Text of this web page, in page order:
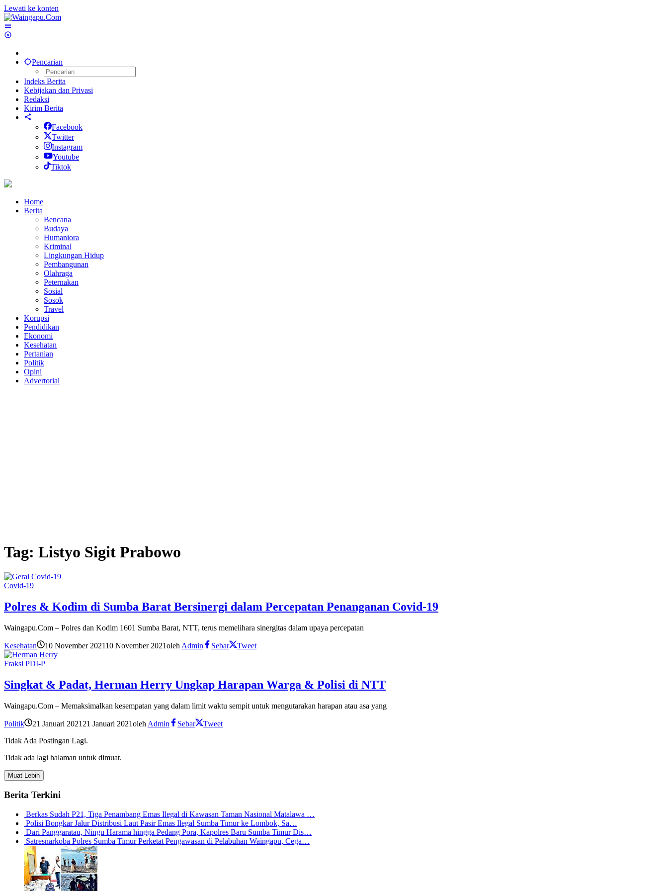
Lewati ke konten
Pencarian
Indeks Berita
Kebijakan dan Privasi
Redaksi
Kirim Berita
Facebook
Twitter
Instagram
Youtube
Tiktok
Home
Berita
Bencana
Budaya
Humaniora
Kriminal
Lingkungan Hidup
Pembangunan
Olahraga
Peternakan
Sosial
Sosok
Travel
Korupsi
Pendidikan
Ekonomi
Kesehatan
Pertanian
Politik
Opini
Advertorial
Tag: Listyo Sigit Prabowo
Covid-19
Polres & Kodim di Sumba Barat Bersinergi dalam Percepatan Penanganan Covid-19
Waingapu.Com – Polres dan Kodim 1601 Sumba Barat, NTT, terus memelihara sinergitas dalam upaya percepatan
Kesehatan 10 November 202110 November 2021oleh Admin Sebar Tweet
Fraksi PDI-P
Singkat & Padat, Herman Herry Ungkap Harapan Warga & Polisi di NTT
Waingapu.Com – Memaksimalkan kesempatan yang dalam limit waktu sempit untuk mengutarakan harapan atau asa yang
Politik 21 Januari 2021 21 Januari 2021oleh Admin Sebar
Tweet
Tidak Ada Postingan Lagi.
Tidak ada lagi halaman untuk dimuat.
Muat Lebih
Berita Terkini
Berkas Sudah P21, Tiga Penambang Emas Ilegal di Kawasan Taman Nasional Matalawa …
Polisi Bongkar Jalur Distribusi Laut Pasir Emas Ilegal Sumba Timur ke Lombok, Sa…
Dari Panggaratau, Ningu Harama hingga Pedang Pora, Kapolres Baru Sumba Timur Dis…
Satresnarkoba Polres Sumba Timur Perketat Pengawasan di Pelabuhan Waingapu, Cega…